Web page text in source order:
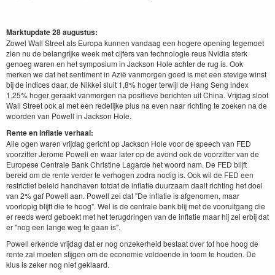
Marktupdate 28 augustus:
Zowel Wall Street als Europa kunnen vandaag een hogere opening tegemoet
zien nu de belangrijke week met cijfers van technologie reus Nvidia sterk
genoeg waren en het symposium in Jackson Hole achter de rug is. Ook
merken we dat het sentiment in Azië vanmorgen goed is met een stevige winst
bij de indices daar, de Nikkei sluit 1,8% hoger terwijl de Hang Seng index
1,25% hoger geraakt vanmorgen na positieve berichten uit China. Vrijdag sloot
Wall Street ook al met een redelijke plus na even naar richting te zoeken na de
woorden van Powell in Jackson Hole.
Rente en inflatie verhaal:
Alle ogen waren vrijdag gericht op Jackson Hole voor de speech van FED
voorzitter Jerome Powell en waar later op de avond ook de voorzitter van de
Europese Centrale Bank Christine Lagarde het woord nam. De FED blijft
bereid om de rente verder te verhogen zodra nodig is. Ook wil de FED een
restrictief beleid handhaven totdat de inflatie duurzaam daalt richting het doel
van 2% gaf Powell aan. Powell zei dat "De inflatie is afgenomen, maar
voorlopig blijft die te hoog". Wel is de centrale bank blij met de vooruitgang die
er reeds werd geboekt met het terugdringen van de inflatie maar hij zei erbij dat
er "nog een lange weg te gaan is".
Powell erkende vrijdag dat er nog onzekerheid bestaat over tot hoe hoog de
rente zal moeten stijgen om de economie voldoende in toom te houden. De
klus is zeker nog niet geklaard.